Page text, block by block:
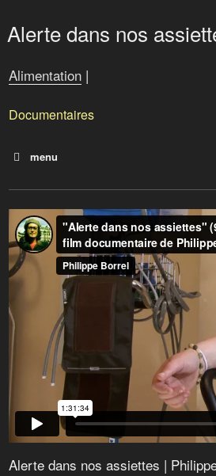
Alerte dans nos
Alimentation |
Documentaires
menu
Vers un crash alimentaire
Pesticides, bisphénol A,
Global Gâchis : le scandale
Food Inc
Les pirates du vivant
La vérité sur le sucre
Alerte dans nos assiettes
Eat, Fast and Live Longer
Alerte dans nos assiettes |